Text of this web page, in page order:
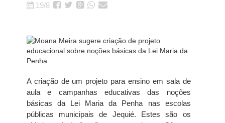
19/8
A criação de um projeto para ensino em sala de
aula e campanhas educativas das noções
básicas da Lei Maria da Penha nas escolas
públicas municipais de Jequié. Estes são os